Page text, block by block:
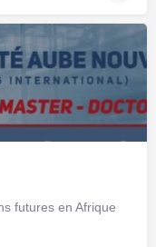
futures en Afrique